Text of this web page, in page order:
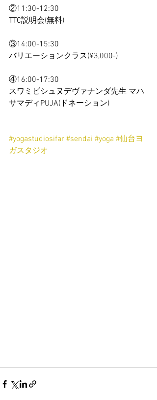
②11:30-12:30
TTC説明会(無料)
③14:00-15:30
バリエーションクラス(¥3,000-)
④16:00-17:30
スワミビシュヌデヴァナンダ先生 マハ
サマディPUJA(ドネーション)
#yogastudiosifar #sendai #yoga #仙台ヨ
ガスタジオ